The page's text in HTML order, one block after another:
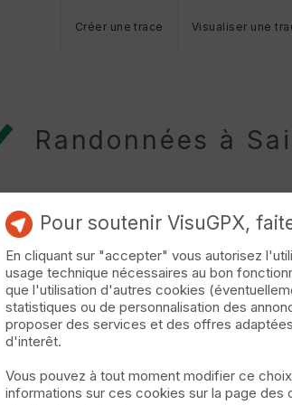
Créer une trace Visualiser une
Randonnées à
typiques du val d'Autize. Vous pourrez
du paysage gâtinais. Fort de
»
Pour soutenir VisuGPX,
En cliquant sur "accepter" vous autorisez
usage technique nécessaires au bon
que l'utilisation d'autres cookies
statistiques ou de personnalisation des
proposer des services et des offres
d'interêt.
Vous pouvez à tout moment modifier ce
informations sur ces cookies sur la page des